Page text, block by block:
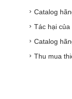
Catalog
Tác hại
Catalog
Thu mua